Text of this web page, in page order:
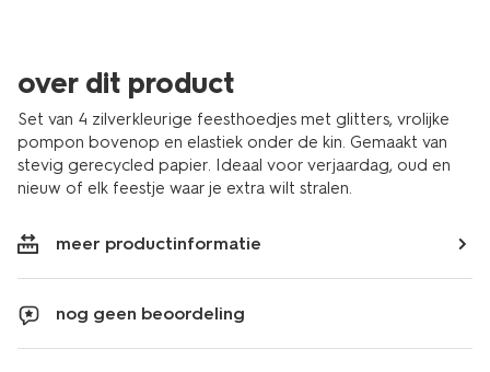
over dit product
Set van 4 zilverkleurige feesthoedjes met glitters, vrolijke
pompon bovenop en elastiek onder de kin. Gemaakt van
stevig gerecycled papier. Ideaal voor verjaardag, oud en
nieuw of elk feestje waar je extra wilt stralen.
meer productinformatie
nog geen beoordeling